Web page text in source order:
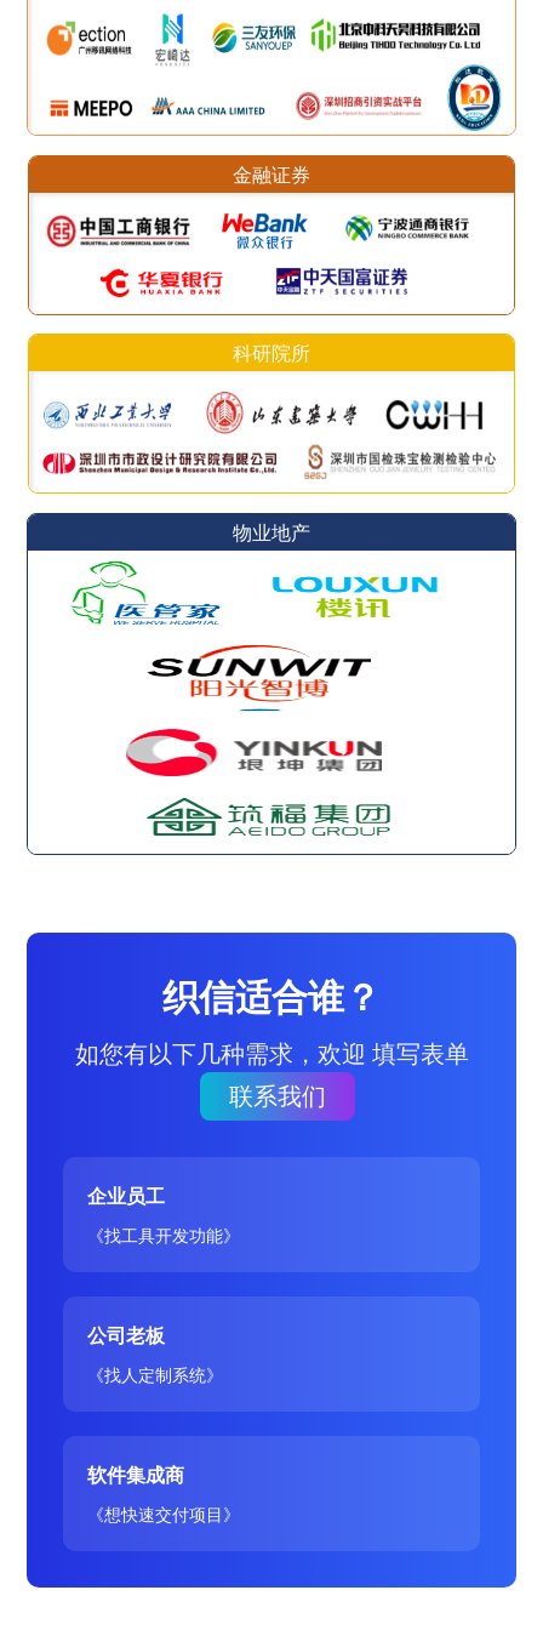
金融证券
科研院所
物业地产
织信适合谁？
如您有以下几种需求，欢迎 填写表单
联系我们
企业员工
《找工具开发功能》
公司老板
《找人定制系统》
软件集成商
《想快速交付项目》